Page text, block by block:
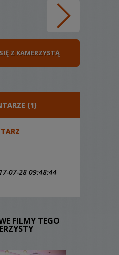
Z KAMERZYSTĄ
(1)
07-28 09:48:44
FILMY TEGO